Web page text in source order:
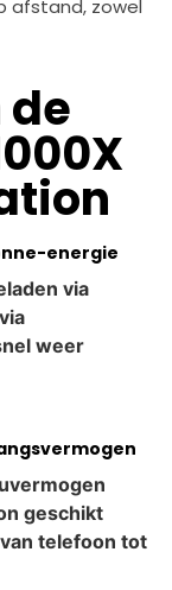
afstand, zowel
energie
via
weer
geschikt
telefoon tot